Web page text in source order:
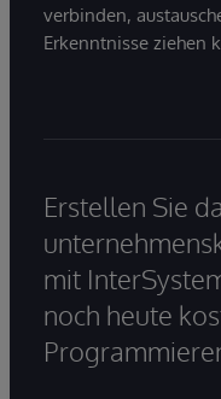
verbinden,
Erkenntnisse ziehen
Erstellen Sie
mit
noch heute